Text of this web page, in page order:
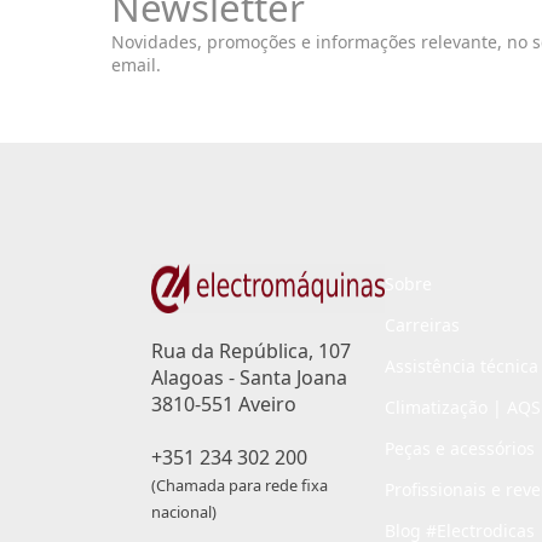
Novidades, promoções e informações relevante, no
email.
Rua da República, 107
Alagoas - Santa Joana
3810-551 Aveiro
+351 234 302 200
(Chamada para rede fixa
nacional)